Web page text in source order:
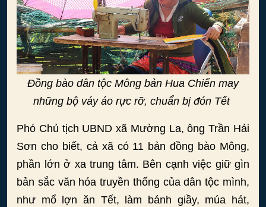
Đồng bào dân tộc Mông bản Hua Chiến may
những bộ váy áo rực rỡ, chuẩn bị đón Tết
Phó Chủ tịch UBND xã Mường La, ông Trần Hải
Sơn cho biết, cả xã có 11 bản đồng bào Mông,
phần lớn ở xa trung tâm. Bên cạnh việc giữ gìn
bản sắc văn hóa truyền thống của dân tộc mình,
như mổ lợn ăn Tết, làm bánh giầy, múa hát,